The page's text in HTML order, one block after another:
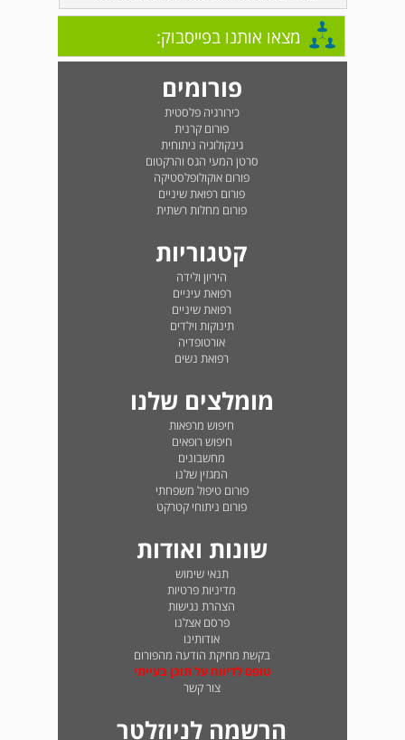
מצאו אותנו בפייסבוק:
פורומים
כירורגיה פלסטית
פורום קרנית
גינקולוגיה ניתוחית
סרטן המעי הגס והרקטום
פורום אוקולופלסטיקה
פורום רפואת שיניים
פורום מחלות רשתית
קטגוריות
היריון ולידה
רפואת עיניים
רפואת שיניים
תינוקות וילדים
אורטופדיה
רפואת נשים
מומלצים שלנו
חיפוש מרפאות
חיפוש רופאים
מחשבונים
המגזין שלנו
פורום טיפול משפחתי
פורום ניתוחי קטרקט
שונות ואודות
תנאי שימוש
מדיניות פרטיות
הצהרת נגישות
פרסם אצלנו
אודותינו
בקשת מחיקת הודעה מהפורום
טופס לדיווח על תוכן בעייתי
צור קשר
הרשמה לניוזלטר